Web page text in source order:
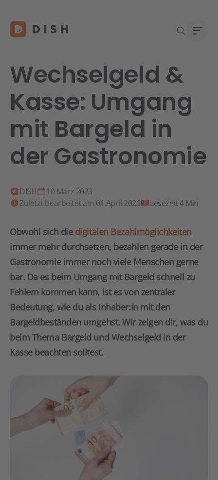
Wechselgeld &
Kasse: Umgang
mit Bargeld in
der Gastronomie
DISH
10 März 2023
Zuletzt bearbeitet am 01 April 2026
Lesezeit 4 Min
Obwohl sich die digitalen Bezahlmöglichkeiten
immer mehr durchsetzen, bezahlen gerade in der
Gastronomie immer noch viele Menschen gerne
bar. Da es beim Umgang mit Bargeld schnell zu
Fehlern kommen kann, ist es von zentraler
Bedeutung, wie du als Inhaber:in mit den
Bargeldbeständen umgehst. Wir zeigen dir, was du
beim Thema Bargeld und Wechselgeld in der
Kasse beachten solltest.